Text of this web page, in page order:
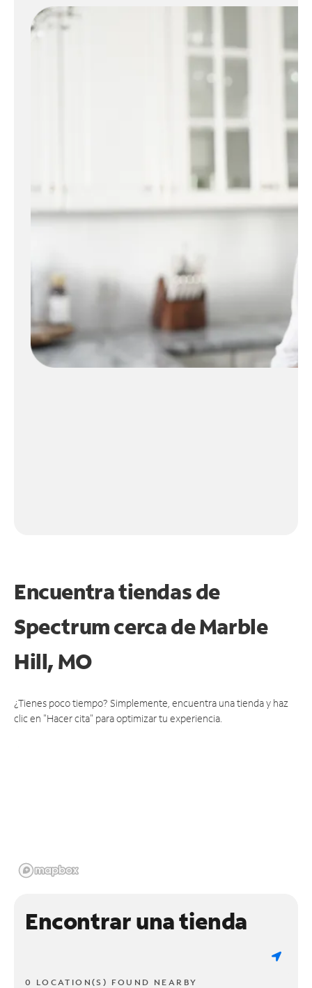
Encuentra tiendas de
Spectrum cerca deMarble
Hill, MO
¿Tienes poco tiempo? Simplemente, encuentra una tienda y haz
clic en "Hacer cita" para optimizar tu experiencia.
Encontrar una tienda
0 LOCATION(S) FOUND NEARBY